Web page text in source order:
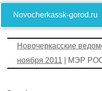
Novocherkassk-gorod.ru
Новочеркасские
ноября 2011 | МЭР